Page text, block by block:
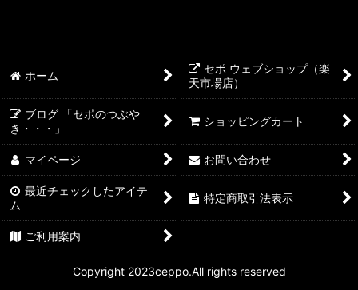
ホーム
セポ ウェブショップ（楽
天市場店）
ブログ 「セポのつぶや
き・・・」
ショッピングカート
マイページ お問い合わせ
最近チェックしたアイテ
ム
特定商取引法表示
ご利用案内
Copyright 2023ceppo.All rights reserved